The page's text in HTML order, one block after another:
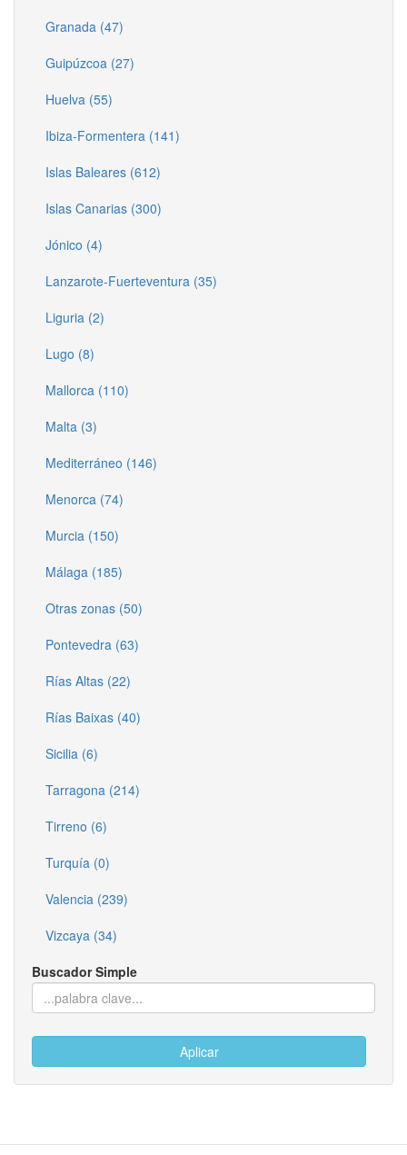
Granada (47)
Guipúzcoa (27)
Huelva (55)
Ibiza-Formentera (141)
Islas Baleares (612)
Islas Canarias (300)
Jónico (4)
Lanzarote-Fuerteventura (35)
Liguria (2)
Lugo (8)
Mallorca (110)
Malta (3)
Mediterráneo (146)
Menorca (74)
Murcia (150)
Málaga (185)
Otras zonas (50)
Pontevedra (63)
Rías Altas (22)
Rías Baixas (40)
Sicilia (6)
Tarragona (214)
Tirreno (6)
Turquía (0)
Valencia (239)
Vizcaya (34)
Buscador Simple
Aplicar